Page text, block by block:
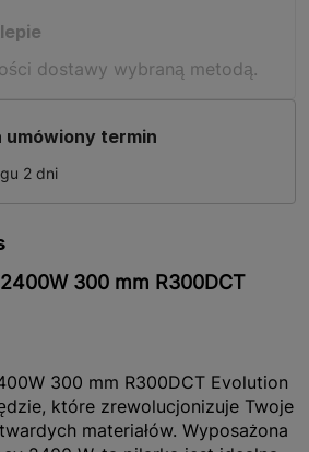
dostawy wybraną metodą.
umówiony termin
2 dni
300 mm R300DCT
300 mm R300DCT Evolution
które zrewolucjonizuje Twoje
materiałów. Wyposażona